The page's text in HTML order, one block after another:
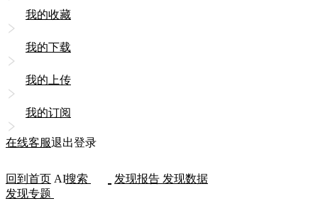
我的收藏
我的下载
我的上传
我的订阅
在线客服退出登录
回到首页 AI搜索 发现报告 发现数据
发现专题